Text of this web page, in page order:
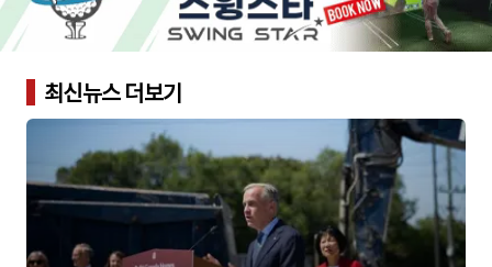
최신뉴스 더보기